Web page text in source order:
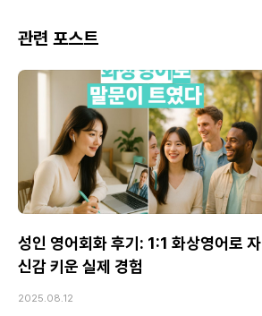
관련 포스트
성인 영어회화 후기: 1:1 화상영어로 자
신감 키운 실제 경험
2025.08.12